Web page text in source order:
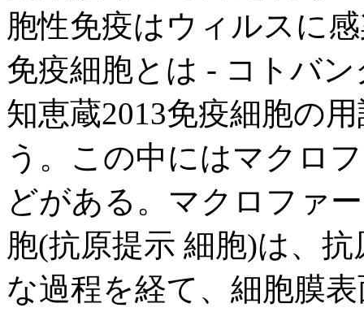
胞性免疫はウィルスに
免疫細胞とは - コトバン
知恵蔵2013免疫細胞の
う。この中にはマクロ
どがある。マクロファ
胞(抗原提示 細胞)は、
な過程を経て、細胞膜